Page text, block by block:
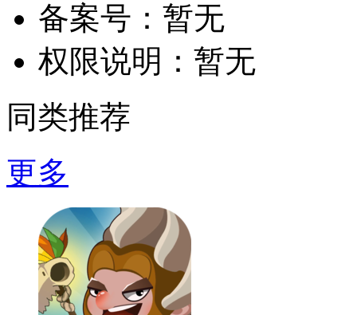
备案号： 暂无
权限说明： 暂无
同类推荐
更多